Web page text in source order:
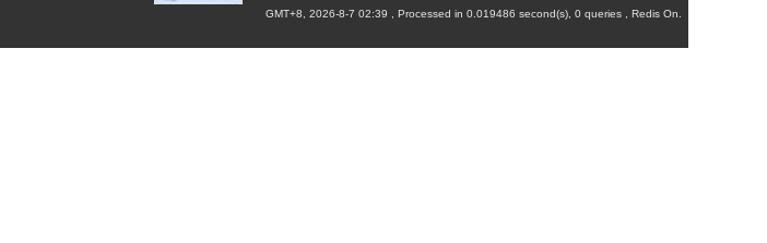
GMT+8, 2026-8-7 02:39 , Processed in 0.019486 second(s), 0 queries , Redis On.